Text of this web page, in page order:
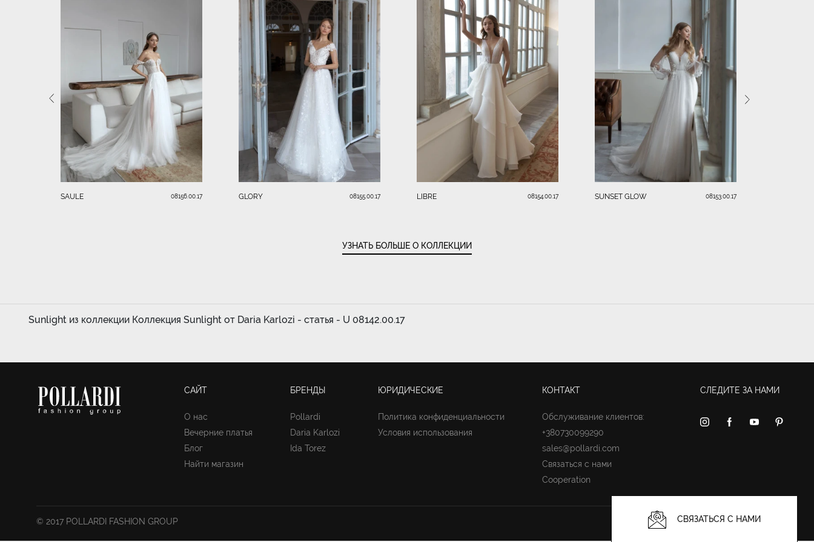
SAULE 08156.00.17 GLORY 08155.00.17 LIBRE 08154.00.17 SUNSET GLOW 08153.00.17
УЗНАТЬ БОЛЬШЕ О КОЛЛЕКЦИИ
Sunlight из коллекции Коллекция Sunlight от Daria Karlozi - статья - U 08142.00.17
САЙТ
О нас
Вечерние платья
Блог
Найти магазин
БРЕНДЫ
Pollardi
Daria Karlozi
Ida Torez
ЮРИДИЧЕСКИЕ
Политика конфиденциальности
Условия использования
КОНТАКТ
Обслуживание клиентов:
+380730099290
sales@pollardi.com
Связаться с нами
Cooperation
СЛЕДИТЕ ЗА НАМИ
© 2017 POLLARDI FASHION GROUP СВЯЗАТЬСЯ С НАМИ